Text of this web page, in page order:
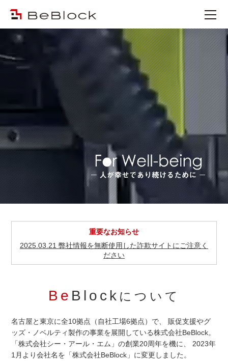
重要なお知らせ
2025.03.21 弊社情報を無断使用した詐欺サイトにご注意く
ださい
Be Block について
名古屋と東京に全10拠点（自社工場6拠点）で、
販促支援やグ
ッズ・ノベルティ製作の事業を展開している株式会社BeBlock。
「株式会社シー・アール・エム」の創業20周年を機に、
2023年
1月より会社名を「株式会社BeBlock」に変更しました。